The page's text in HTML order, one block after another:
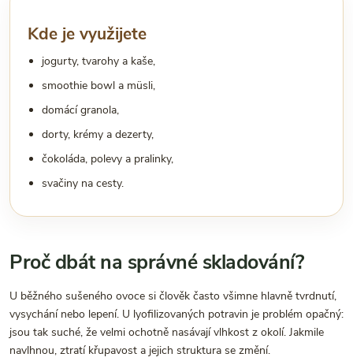
Kde je využijete
jogurty, tvarohy a kaše,
smoothie bowl a müsli,
domácí granola,
dorty, krémy a dezerty,
čokoláda, polevy a pralinky,
svačiny na cesty.
Proč dbát na správné skladování?
U běžného sušeného ovoce si člověk často všimne hlavně tvrdnutí,
vysychání nebo lepení. U lyofilizovaných potravin je problém opačný:
jsou tak suché, že velmi ochotně nasávají vlhkost z okolí. Jakmile
navlhnou, ztratí křupavost a jejich struktura se změní.